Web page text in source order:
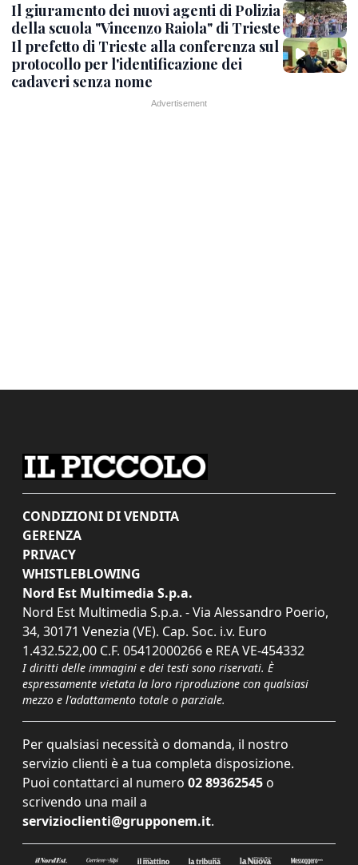
Il giuramento dei nuovi agenti di Polizia
della scuola "Vincenzo Raiola" di Trieste
Il prefetto di Trieste alla conferenza sul
protocollo per l'identificazione dei
cadaveri senza nome
CONDIZIONI DI VENDITA
GERENZA
PRIVACY
WHISTLEBLOWING
Nord Est Multimedia S.p.a.
Nord Est Multimedia S.p.a. - Via Alessandro Poerio,
34, 30171 Venezia (VE). Cap. Soc. i.v. Euro
1.432.522,00 C.F. 05412000266 e REA VE-454332
I diritti delle immagini e dei testi sono riservati. È
espressamente vietata la loro riproduzione con qualsiasi
mezzo e l'adattamento totale o parziale.
Per qualsiasi necessità o domanda, il nostro
servizio clienti è a tua completa disposizione.
Puoi contattarci al numero 02 89362545 o
scrivendo una mail a
servizioclienti@grupponem.it.